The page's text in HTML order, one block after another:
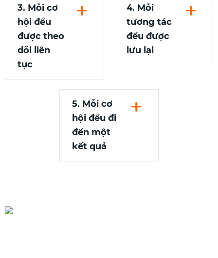
3. Mỗi cơ
hội đều
được theo
dõi liên
tục
4. Mỗi
tương tác
đều được
lưu lại
5. Mỗi cơ
hội đều đi
đến một
kết quả